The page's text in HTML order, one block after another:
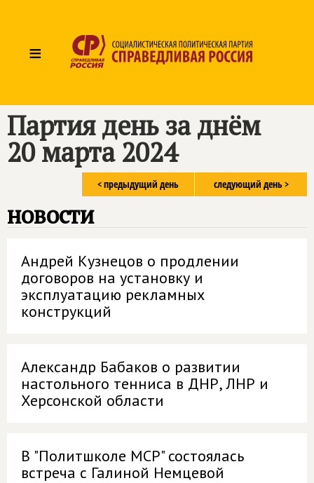
≡
Партия день за днём
20 марта 2024
следующий день >
< предыдущий день
новости
Андрей Кузнецов о продлении
договоров на установку и
эксплуатацию рекламных
конструкций
Александр Бабаков о развитии
настольного тенниса в ДНР, ЛНР и
Херсонской области
В "Политшколе МСР" состоялась
встреча с Галиной Немцевой